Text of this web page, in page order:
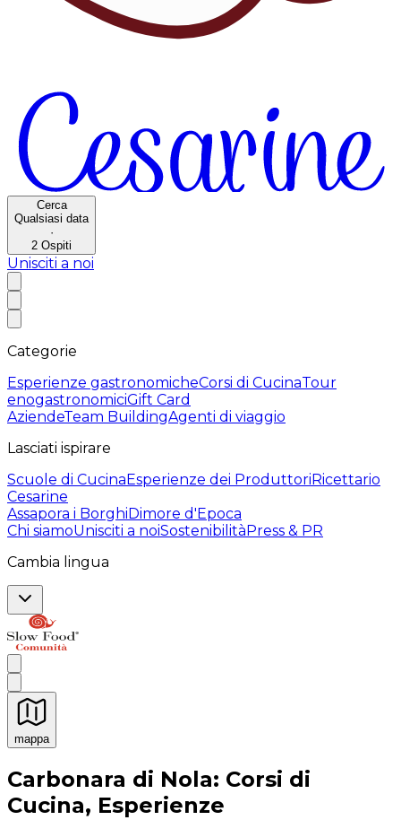
Cerca
Qualsiasi data
·
2 Ospiti
Unisciti a noi
Categorie
Esperienze gastronomicheCorsi di CucinaTour
enogastronomiciGift Card
AziendeTeam BuildingAgenti di viaggio
Lasciati ispirare
Scuole di CucinaEsperienze dei ProduttoriRicettario
Cesarine
Assapora i BorghiDimore d'Epoca
Chi siamoUnisciti a noiSostenibilitàPress & PR
Cambia lingua
mappa
Esperienze culinarie indimenticabili: Esperienze
Carbonara di Nola: Corsi di
Cucina, Esperienze